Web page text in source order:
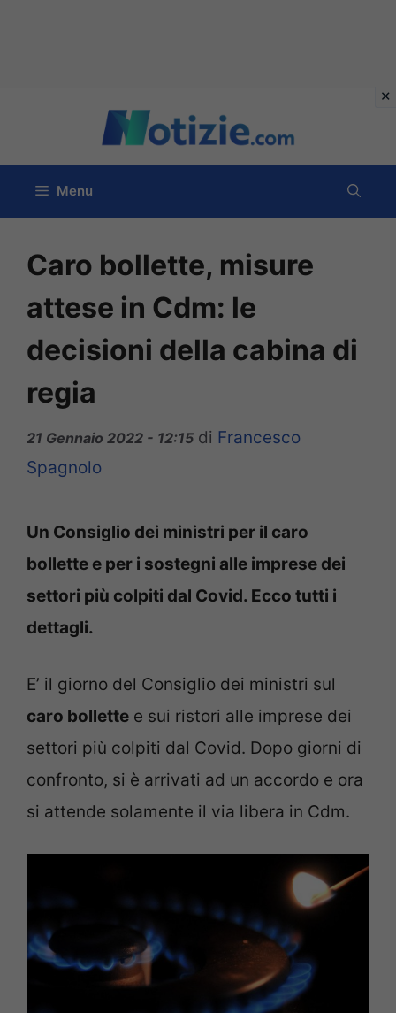
contenuto
Menu
Caro bollette, misure
attese in Cdm: le
decisioni della cabina di
regia
21 Gennaio 2022 - 12:15 di Francesco
Spagnolo
Un Consiglio dei ministri per il caro
bollette e per i sostegni alle imprese dei
settori più colpiti dal Covid. Ecco tutti i
dettagli.
E’ il giorno del Consiglio dei ministri sul
caro bollette e sui ristori alle imprese dei
settori più colpiti dal Covid. Dopo giorni di
confronto, si è arrivati ad un accordo e ora
si attende solamente il via libera in Cdm.